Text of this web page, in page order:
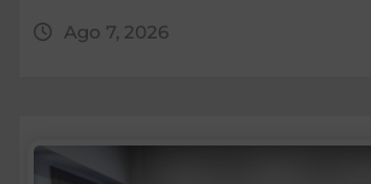
Ago 7, 2026